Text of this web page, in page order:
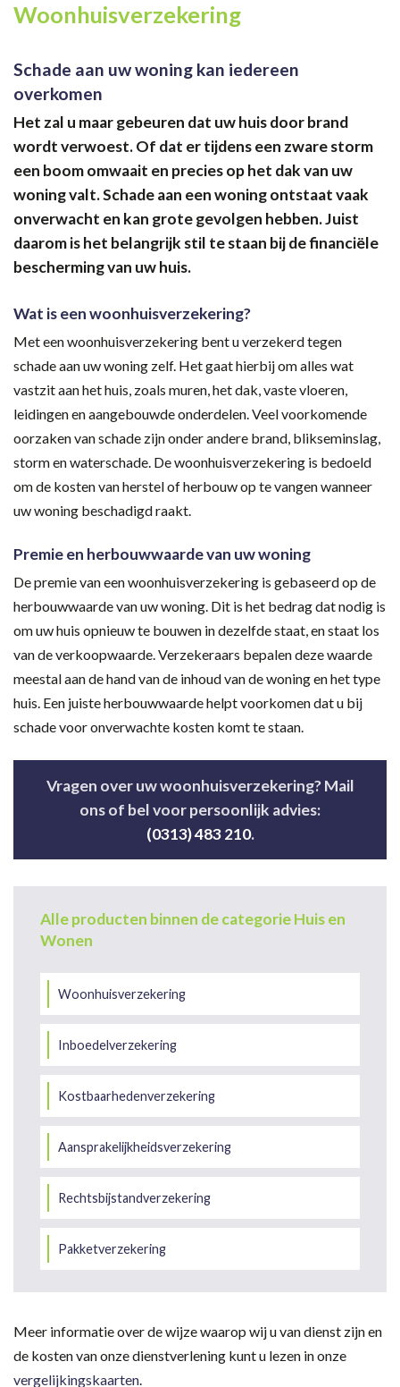
Woonhuisverzekering
Schade aan uw woning kan iedereen
overkomen
Het zal u maar gebeuren dat uw huis door brand
wordt verwoest. Of dat er tijdens een zware storm
een boom omwaait en precies op het dak van uw
woning valt. Schade aan een woning ontstaat vaak
onverwacht en kan grote gevolgen hebben. Juist
daarom is het belangrijk stil te staan bij de financiële
bescherming van uw huis.
Wat is een woonhuisverzekering?
Met een woonhuisverzekering bent u verzekerd tegen
schade aan uw woning zelf. Het gaat hierbij om alles wat
vastzit aan het huis, zoals muren, het dak, vaste vloeren,
leidingen en aangebouwde onderdelen. Veel voorkomende
oorzaken van schade zijn onder andere brand, blikseminslag,
storm en waterschade. De woonhuisverzekering is bedoeld
om de kosten van herstel of herbouw op te vangen wanneer
uw woning beschadigd raakt.
Premie en herbouwwaarde van uw woning
De premie van een woonhuisverzekering is gebaseerd op de
herbouwwaarde van uw woning. Dit is het bedrag dat nodig is
om uw huis opnieuw te bouwen in dezelfde staat, en staat los
van de verkoopwaarde. Verzekeraars bepalen deze waarde
meestal aan de hand van de inhoud van de woning en het type
huis. Een juiste herbouwwaarde helpt voorkomen dat u bij
schade voor onverwachte kosten komt te staan.
Vragen over uw woonhuisverzekering? Mail
ons of bel voor persoonlijk advies:
(0313) 483 210.
Alle producten binnen de categorie Huis en
Wonen
Woonhuisverzekering
Inboedelverzekering
Kostbaarhedenverzekering
Aansprakelijkheidsverzekering
Rechtsbijstandverzekering
Pakketverzekering
Meer informatie over de wijze waarop wij u van dienst zijn en
de kosten van onze dienstverlening kunt u lezen in onze
vergelijkingskaarten